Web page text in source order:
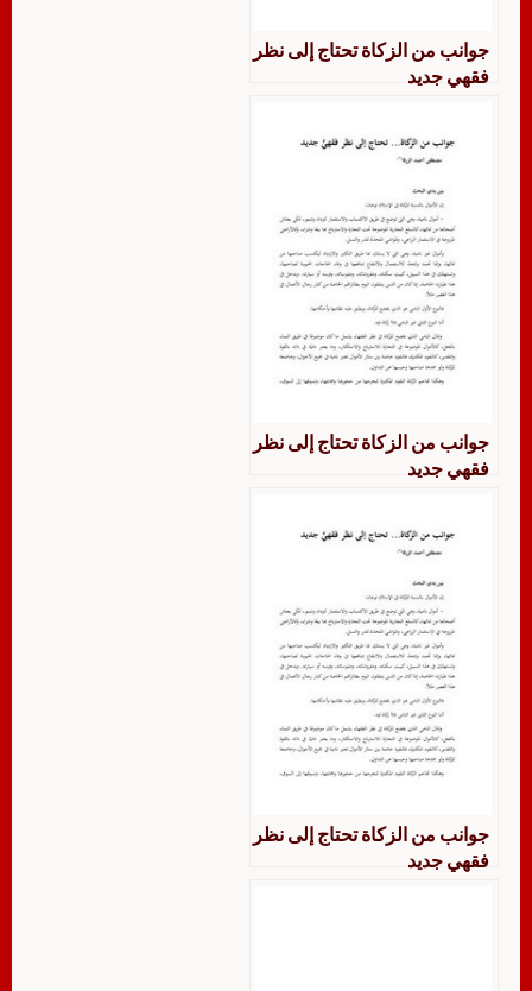
جوانب من الزكاة تحتاج إلى نظر
فقهي جديد
جوانب من الزكاة تحتاج إلى نظر
فقهي جديد
جوانب من الزكاة تحتاج إلى نظر
فقهي جديد